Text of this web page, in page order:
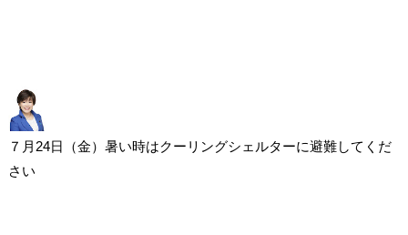
７月24日（金）暑い時はクーリングシェルターに避難してくだ
さい